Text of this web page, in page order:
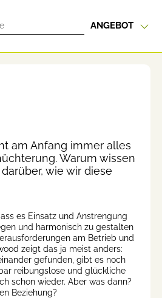
ANGEBOT
am Anfang immer alles
Warum wissen
wie wir diese
es Einsatz und Anstrengung
und harmonisch zu gestalten
am Betrieb und
zeigt das ja meist anders:
gefunden, gibt es noch
reibungslose und glückliche
schon wieder. Aber was dann?
Beziehung?